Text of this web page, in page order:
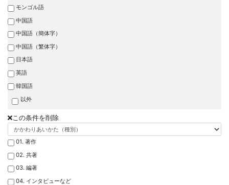
モンゴル語
中国語
中国語（簡体字）
中国語（繁体字）
日本語
英語
韓国語
以外
この条件を削除
01. 著作
02. 共著
03. 編著
04. インタビューなど